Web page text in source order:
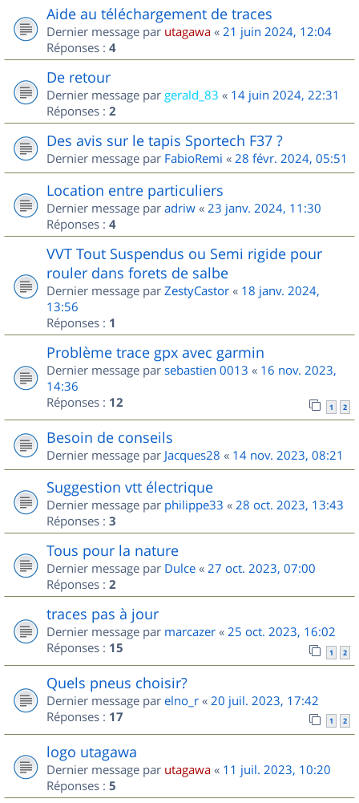
Aide au téléchargement de traces
Dernier message par utagawa « 21 juin 2024, 12:04
Réponses : 4
De retour
Dernier message par gerald_83 « 14 juin 2024, 22:31
Réponses : 2
Des avis sur le tapis Sportech F37 ?
Dernier message par FabioRemi « 28 févr. 2024, 05:51
Location entre particuliers
Dernier message par adriw « 23 janv. 2024, 11:30
Réponses : 4
VVT Tout Suspendus ou Semi rigide pour
rouler dans forets de salbe
Dernier message par ZestyCastor « 18 janv. 2024,
13:56
Réponses : 1
Problème trace gpx avec garmin
Dernier message par sebastien 0013 « 16 nov. 2023,
14:36
Réponses : 12 1 2
Besoin de conseils
Dernier message par Jacques28 « 14 nov. 2023, 08:21
Suggestion vtt électrique
Dernier message par philippe33 « 28 oct. 2023, 13:43
Réponses : 3
Tous pour la nature
Dernier message par Dulce « 27 oct. 2023, 07:00
Réponses : 2
traces pas à jour
Dernier message par marcazer « 25 oct. 2023, 16:02
Réponses : 15 1 2
Quels pneus choisir?
Dernier message par elno_r « 20 juil. 2023, 17:42
Réponses : 17 1 2
logo utagawa
Dernier message par utagawa « 11 juil. 2023, 10:20
Réponses : 5